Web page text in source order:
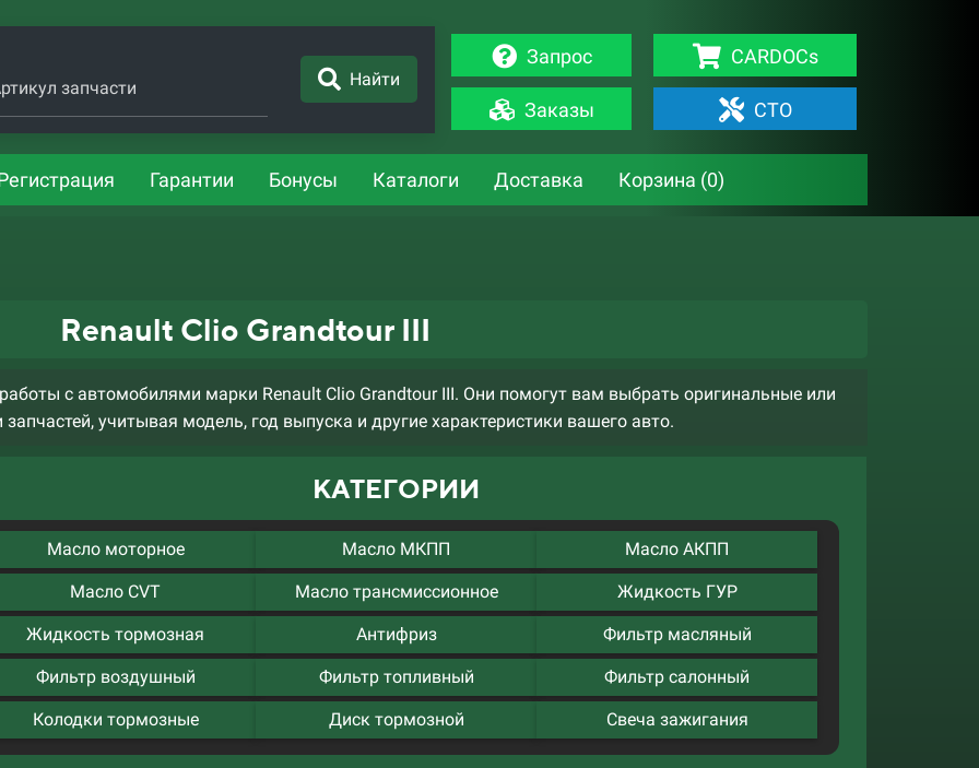
запчасти Найти
Запрос
Заказы
CARDOCs
СТО
Гарантии Бонусы Каталоги Доставка Корзина (0)
Renault Clio Grandtour III
с автомобилями марки Renault Clio Grandtour III. Они помогут вам выбрать оригинальные или
учитывая модель, год выпуска и другие характеристики вашего авто.
КАТЕГОРИИ
Масло моторное Масло МКПП Масло АКПП
Масло CVT Масло трансмиссионное Жидкость ГУР
Жидкость тормозная Антифриз Фильтр масляный
Фильтр воздушный Фильтр топливный Фильтр салонный
Колодки тормозные Диск тормозной Свеча зажигания